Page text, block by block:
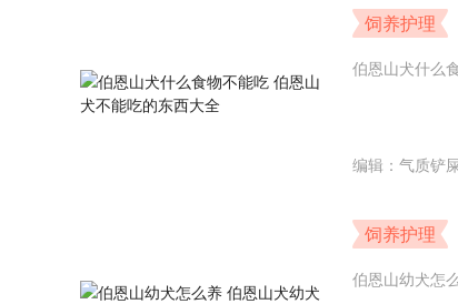
饲养护理
伯恩山犬什么
编辑：气质铲
饲养护理
伯恩山幼犬怎